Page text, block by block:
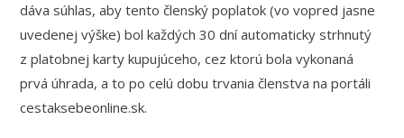
dáva súhlas, aby tento členský poplatok (vo vopred jasne
uvedenej výške) bol každých 30 dní automaticky strhnutý
z platobnej karty kupujúceho, cez ktorú bola vykonaná
prvá úhrada, a to po celú dobu trvania členstva na portáli
cestaksebeonline.sk.